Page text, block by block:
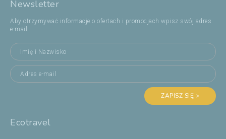
Newsletter
Aby otrzymywać informacje o ofertach i promocjach wpisz swój adres
e-mail:
ZAPISZ SIĘ >
Ecotravel